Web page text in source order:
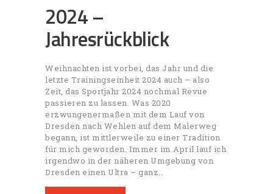
2024 –
Jahresrückblick
Weihnachten ist vorbei, das Jahr und die
letzte Trainingseinheit 2024 auch – also
Zeit, das Sportjahr 2024 nochmal Revue
passieren zu lassen. Was 2020
erzwungenermaßen mit dem Lauf von
Dresden nach Wehlen auf dem Malerweg
begann, ist mittlerweile zu einer Tradition
für mich geworden. Immer im April lauf ich
irgendwo in der näheren Umgebung von
Dresden einen Ultra – ganz…